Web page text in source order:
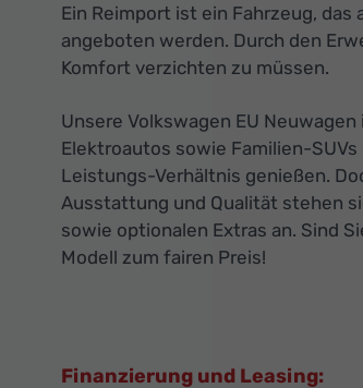
Ein Reimport ist ein Fahrzeug,
angeboten werden. Durch den
Komfort verzichten zu müssen.
Unsere Volkswagen EU
Elektroautos sowie Familien-
Leistungs-Verhältnis genießen.
Ausstattung und Qualität stehen
sowie optionalen Extras an. Sind
Modell zum fairen Preis!
Finanzierung und Leasing: